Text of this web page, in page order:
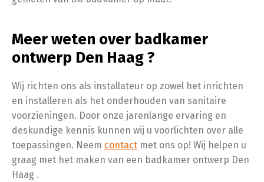
Meer weten over badkamer
ontwerp Den Haag ?
Wij richten ons als installateur op zowel het inrichten
en installeren als het onderhouden van sanitaire
voorzieningen. Door onze jarenlange ervaring en
deskundige kennis kunnen wij u voorlichten over alle
toepassingen. Neem contact met ons op! Wij helpen u
graag met het maken van een badkamer ontwerp Den
Haag .